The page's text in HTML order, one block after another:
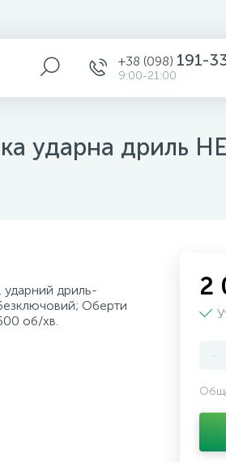
+38 (098) 191-
9:00-21:00
ударна дриль
дриль-
Оберти
об/хв.
2
-